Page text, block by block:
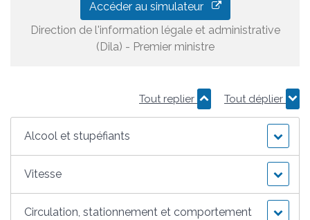
Accéder au simulateur
Direction de l'information légale et administrative
(Dila) - Premier ministre
Tout replier Tout déplier
Alcool et stupéfiants
Vitesse
Circulation, stationnement et comportement